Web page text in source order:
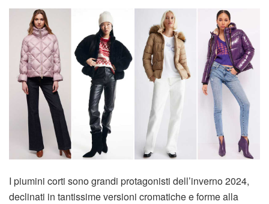
I piumini corti sono grandi protagonisti dell’inverno 2024,
declinati in tantissime versioni cromatiche e forme alla